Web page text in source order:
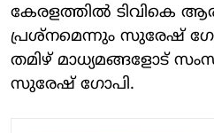
കേരളത്തില്‍ ടിവികെ
പ്രശ്‌നമെന്നും സുരേഷ്
തമിഴ് മാധ്യമങ്ങളോട്
സുരേഷ് ഗോപി.